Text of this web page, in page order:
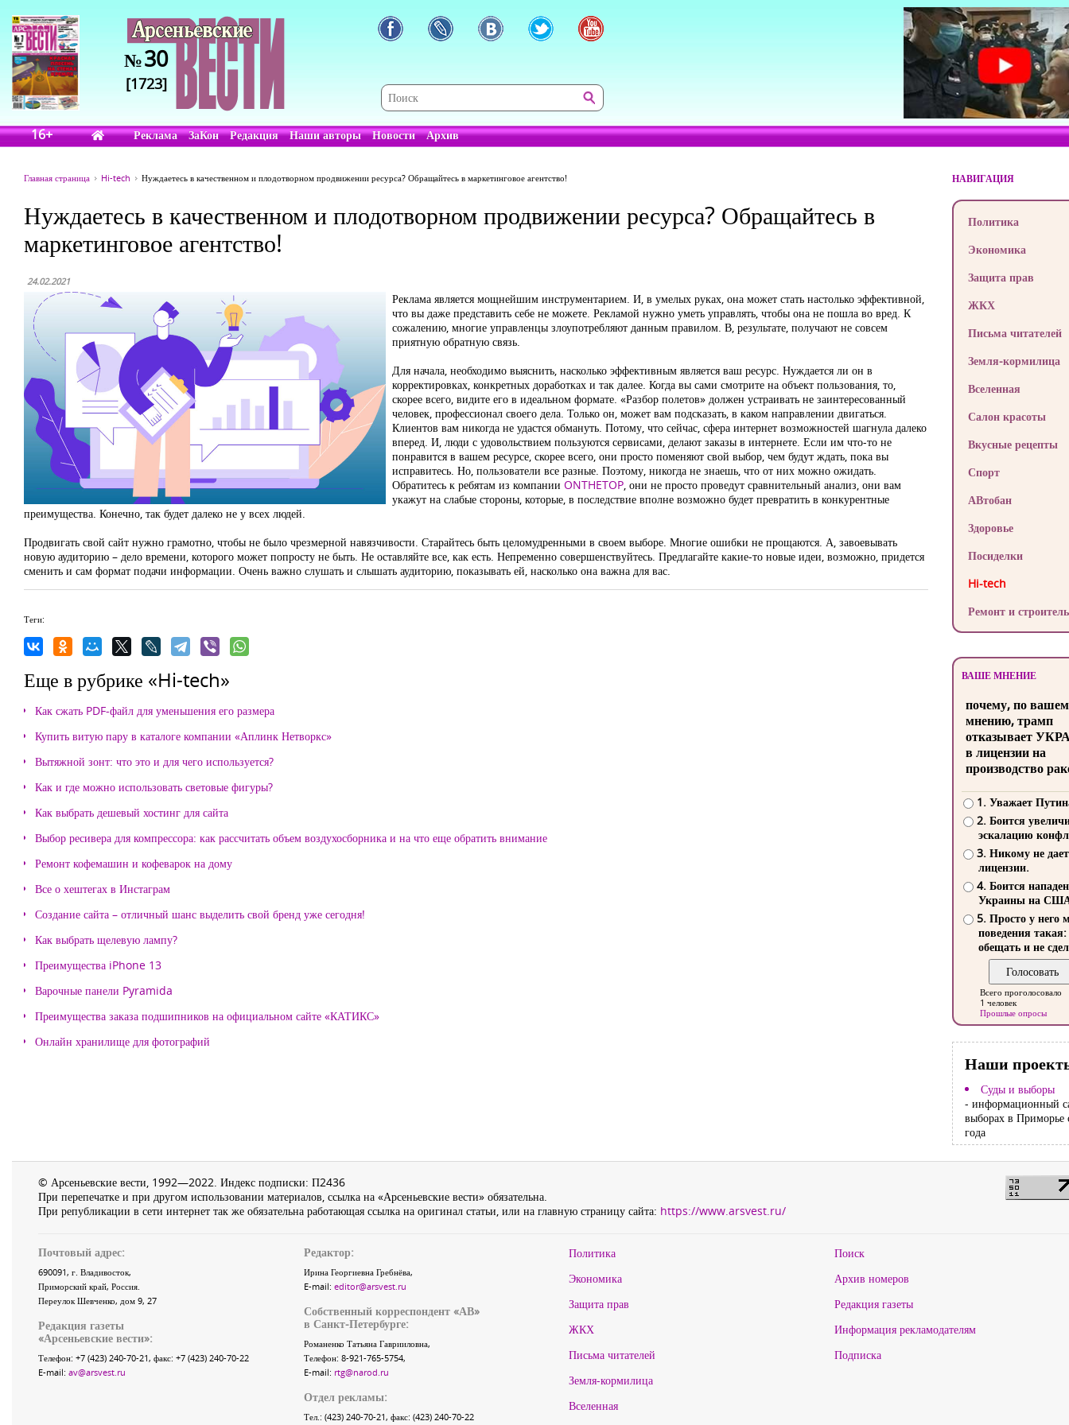
№30
[1723]
16+ Реклама ЗаКон Редакция Наши авторы Новости Архив
Главная страница Hi-tech Нуждаетесь в качественном и плодотворном продвижении ресурса? Обращайтесь в маркетинговое агентство!
Нуждаетесь в качественном и плодотворном продвижении ресурса? Обращайтесь в
маркетинговое агентство!
24.02.2021
Реклама является мощнейшим инструментарием. И, в умелых руках, она может стать настолько эффективной,
что вы даже представить себе не можете. Рекламой нужно уметь управлять, чтобы она не пошла во вред. К
сожалению, многие управленцы злоупотребляют данным правилом. В, результате, получают не совсем
приятную обратную связь.
Для начала, необходимо выяснить, насколько эффективным является ваш ресурс. Нуждается ли он в
корректировках, конкретных доработках и так далее. Когда вы сами смотрите на объект пользования, то,
скорее всего, видите его в идеальном формате. «Разбор полетов» должен устраивать не заинтересованный
человек, профессионал своего дела. Только он, может вам подсказать, в каком направлении двигаться.
Клиентов вам никогда не удастся обмануть. Потому, что сейчас, сфера интернет возможностей шагнула далеко
вперед. И, люди с удовольствием пользуются сервисами, делают заказы в интернете. Если им что-то не
понравится в вашем ресурсе, скорее всего, они просто поменяют свой выбор, чем будут ждать, пока вы
исправитесь. Но, пользователи все разные. Поэтому, никогда не знаешь, что от них можно ожидать.
Обратитесь к ребятам из компании ONTHETOP, они не просто проведут сравнительный анализ, они вам
укажут на слабые стороны, которые, в последствие вполне возможно будет превратить в конкурентные
преимущества. Конечно, так будет далеко не у всех людей.
Продвигать свой сайт нужно грамотно, чтобы не было чрезмерной навязчивости. Старайтесь быть целомудренными в своем выборе. Многие ошибки не прощаются. А, завоевывать
новую аудиторию – дело времени, которого может попросту не быть. Не оставляйте все, как есть. Непременно совершенствуйтесь. Предлагайте какие-то новые идеи, возможно, придется
сменить и сам формат подачи информации. Очень важно слушать и слышать аудиторию, показывать ей, насколько она важна для вас.
Теги:
Еще в рубрике «Hi-tech»
Как сжать PDF-файл для уменьшения его размера
Купить витую пару в каталоге компании «Аплинк Нетворкс»
Вытяжной зонт: что это и для чего используется?
Как и где можно использовать световые фигуры?
Как выбрать дешевый хостинг для сайта
Выбор ресивера для компрессора: как рассчитать объем воздухосборника и на что еще обратить внимание
Ремонт кофемашин и кофеварок на дому
Все о хештегах в Инстаграм
Создание сайта – отличный шанс выделить свой бренд уже сегодня!
Как выбрать щелевую лампу?
Преимущества iPhone 13
Варочные панели Pyramida
Преимущества заказа подшипников на официальном сайте «КАТИКС»
Онлайн хранилище для фотографий
НАВИГАЦИЯ
Политика
Экономика
Защита прав
ЖКХ
Письма читателей
Земля-кормилица
Вселенная
Салон красоты
Вкусные рецепты
Спорт
АВтобан
Здоровье
Посиделки
Hi-tech
Ремонт и
ВАШЕ МНЕНИЕ
почему, по
мнению, трамп
отказывает
в лицензии на
производство
1. Уважает
2. Боится
эскалацию
3. Никому не
лицензии.
4. Боится
Украины на
5. Просто у него
поведения такая:
обещать и не
Всего проголосовало
1 человек
Прошлые опросы
Наши
Суды и выборы
- информационный
выборах в Приморье
года
© Арсеньевские вести, 1992—2022. Индекс подписки: П2436
При перепечатке и при другом использовании материалов, ссылка на «Арсеньевские вести» обязательна.
При републикации в сети интернет так же обязательна работающая ссылка на оригинал статьи, или на главную страницу сайта: https://www.arsvest.ru/
Почтовый адрес:
690091, г. Владивосток,
Приморский край, Россия.
Переулок Шевченко, дом 9, 27
Редакция газеты
«Арсеньевские вести»:
Телефон: +7 (423) 240-70-21, факс: +7 (423) 240-70-22
E-mail: av@arsvest.ru
Редактор:
Ирина Георгиевна Гребнёва,
E-mail: editor@arsvest.ru
Собственный корреспондент «АВ»
в Санкт-Петербурге:
Романенко Татьяна Гаврииловна,
Телефон: 8-921-765-5754,
E-mail: rtg@narod.ru
Отдел рекламы:
Тел.: (423) 240-70-21, факс: (423) 240-70-22
Политика
Экономика
Защита прав
ЖКХ
Письма читателей
Земля-кормилица
Вселенная
Поиск
Архив номеров
Редакция газеты
Информация рекламодателям
Подписка